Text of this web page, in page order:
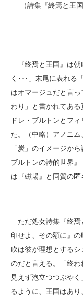
（詩集『終焉と王
『終焉と王国』は朝
く･･･」末尾に表れる
はオマージュだと言
わり」と書かれてあ
ドレ・ブルトンとフ
た。（中略）アノニ
「炭」のイメージか
ブルトンの詩的世界
は『磁場』と同質の匿
ただ処女詩集『終焉
印せよ、その額に』
吹は彼が理想とする
のだと言える。「終
見えず泡立つつぶや
るように、王国はあ